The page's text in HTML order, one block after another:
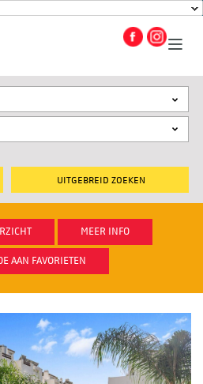
UITGEBREID ZOEKEN
MEER INFO
AAN FAVORIETEN